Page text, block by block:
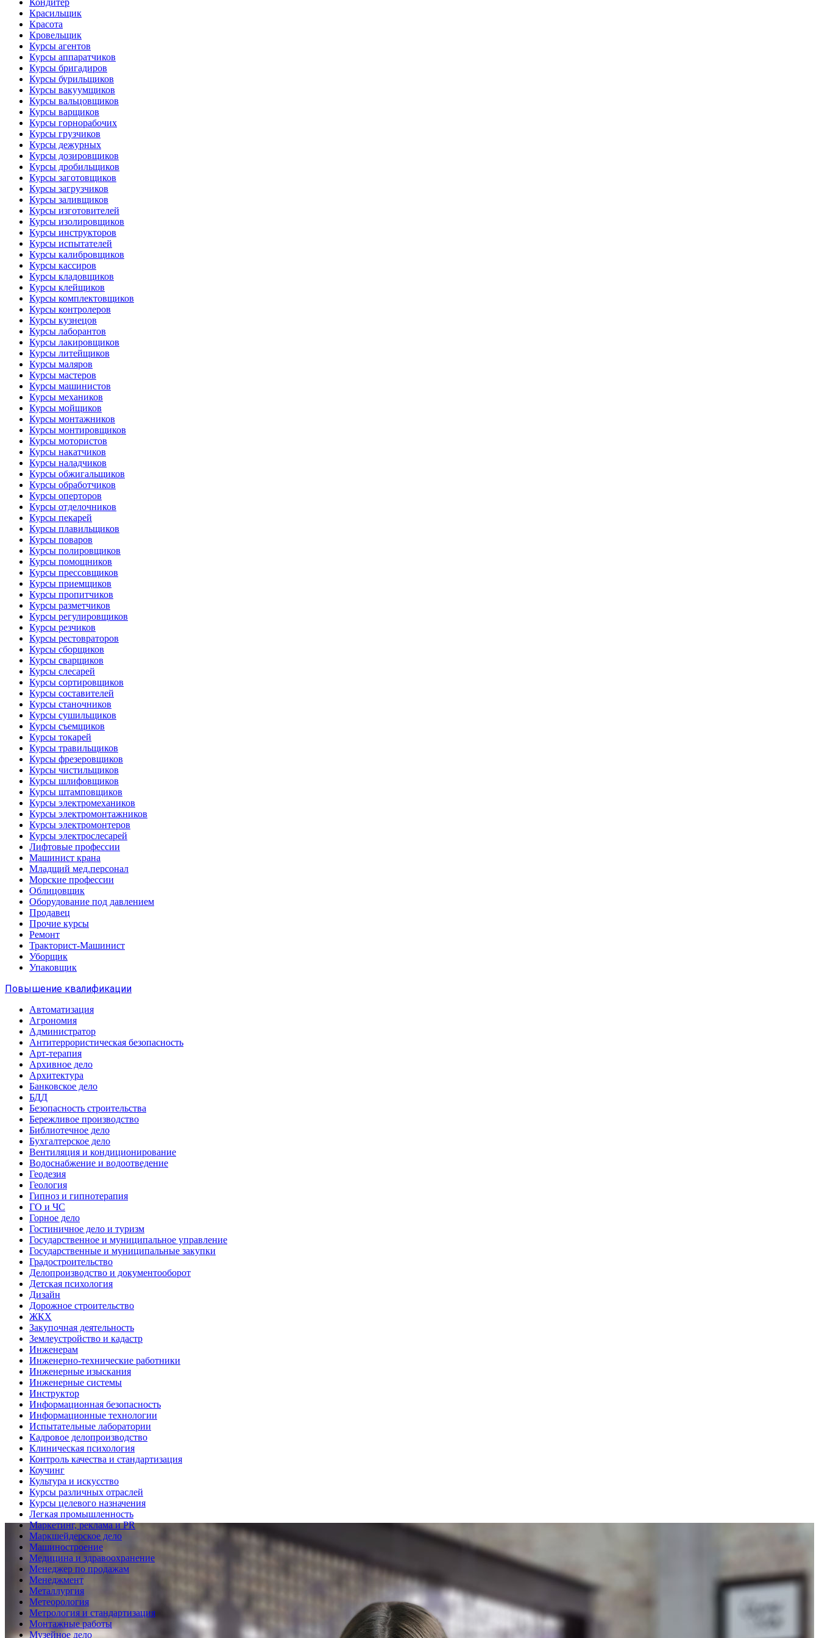
Кондитер
Красильщик
Красота
Кровельщик
Курсы агентов
Курсы аппаратчиков
Курсы бригадиров
Курсы бурильщиков
Курсы вакуумщиков
Курсы вальцовщиков
Курсы варщиков
Курсы горнорабочих
Курсы грузчиков
Курсы дежурных
Курсы дозировщиков
Курсы дробильщиков
Курсы заготовщиков
Курсы загрузчиков
Курсы заливщиков
Курсы изготовителей
Курсы изолировщиков
Курсы инструкторов
Курсы испытателей
Курсы калибровщиков
Курсы кассиров
Курсы кладовщиков
Курсы клейщиков
Курсы комплектовщиков
Курсы контролеров
Курсы кузнецов
Курсы лаборантов
Курсы лакировщиков
Курсы литейщиков
Курсы маляров
Курсы мастеров
Курсы машинистов
Курсы механиков
Курсы мойщиков
Курсы монтажников
Курсы монтировщиков
Курсы мотористов
Курсы накатчиков
Курсы наладчиков
Курсы обжигальщиков
Курсы обработчиков
Курсы оперторов
Курсы отделочников
Курсы пекарей
Курсы плавильщиков
Курсы поваров
Курсы полировщиков
Курсы помощников
Курсы прессовщиков
Курсы приемщиков
Курсы пропитчиков
Курсы разметчиков
Курсы регулировщиков
Курсы резчиков
Курсы рестовраторов
Курсы сборщиков
Курсы сварщиков
Курсы слесарей
Курсы сортировщиков
Курсы составителей
Курсы станочников
Курсы сушильщиков
Курсы съемщиков
Курсы токарей
Курсы травильщиков
Курсы фрезеровщиков
Курсы чистильщиков
Курсы шлифовщиков
Курсы штамповщиков
Курсы электромехаников
Курсы электромонтажников
Курсы электромонтеров
Курсы электрослесарей
Лифтовые профессии
Машинист крана
Младщий мед.персонал
Морские профессии
Облицовщик
Оборудование под давлением
Продавец
Прочие курсы
Ремонт
Тракторист-Машинист
Уборщик
Упаковщик
Повышение квалификации
Автоматизация
Агрономия
Администратор
Антитеррористическая безопасность
Арт-терапия
Архивное дело
Архитектура
Банковское дело
БДД
Безопасность строительства
Бережливое производство
Библиотечное дело
Бухгалтерское дело
Вентиляция и кондиционирование
Водоснабжение и водоотведение
Геодезия
Геология
Гипноз и гипнотерапия
ГО и ЧС
Горное дело
Гостиничное дело и туризм
Государственное и муниципальное управление
Государственные и муниципальные закупки
Градостроительство
Делопроизводство и документооборот
Детская психология
Дизайн
Дорожное строительство
ЖКХ
Закупочная деятельность
Землеустройство и кадастр
Инженерам
Инженерно-технические работники
Инженерные изыскания
Инженерные системы
Инструктор
Информационная безопасность
Информационные технологии
Испытательные лаборатории
Кадровое делопроизводство
Клиническая психология
Контроль качества и стандартизация
Коучинг
Культура и искусство
Курсы различных отраслей
Курсы целевого назначения
Легкая промышленность
Маркетинг, реклама и PR
Маркшейдерское дело
Машиностроение
Медицина и здравоохранение
Менеджер по продажам
Менеджмент
Металлургия
Метеорология
Метрология и стандартизация
Монтажные работы
Музейное дело